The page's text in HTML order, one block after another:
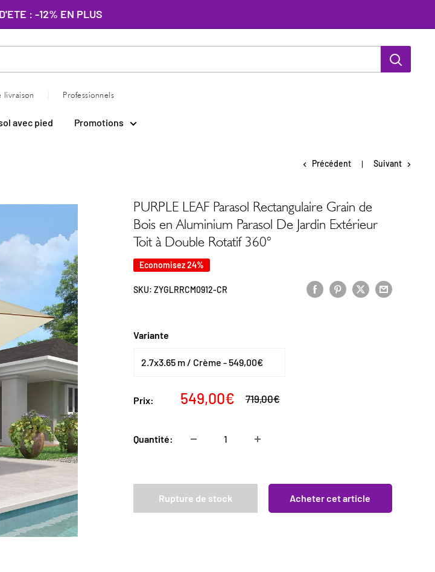
: -12% EN PLUS
livraison Professionnels
avec pied Promotions
Précédent Suivant
PURPLE LEAF Parasol Rectangulaire Grain de
Bois en Aluminium Parasol De Jardin Extérieur
Toit à Double Rotatif 360°
Economisez 24%
SKU:ZYGLRRCM0912-CR
Variante
Prix:
Prix
549,00€
Prix
719,00€
Quantité:
Rupture de stock Acheter cet article